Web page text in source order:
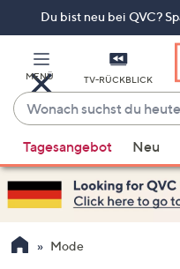
Du bist neu bei QVC?
MENÜ TV-RÜCKBLICK
Wonach
suchst
du
heute?
Vorschläge
verfügbar
sind,
verwenden
Sie
Tagesangebot Neu
Mode